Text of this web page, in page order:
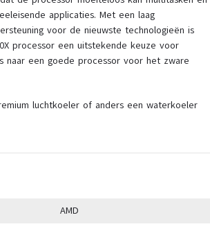
applicaties. Met een laag
voor de nieuwste technologieën is
processor een uitstekende keuze voor
naar een goede processor voor het zware
luchtkoeler of anders een waterkoeler
AMD